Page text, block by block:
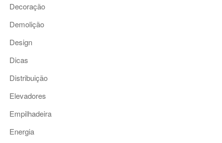
Decoração
Demolição
Design
Dicas
Distribuição
Elevadores
Empilhadeira
Energia